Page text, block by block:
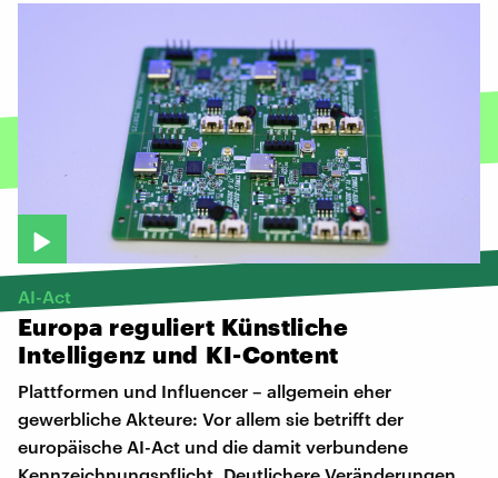
AI-Act
Europa reguliert Künstliche
Intelligenz und KI-Content
Plattformen und Influencer – allgemein eher
gewerbliche Akteure: Vor allem sie betrifft der
europäische AI-Act und die damit verbundene